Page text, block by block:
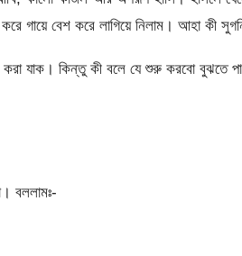
করে গায়ে বেশ করে লাগিয়ে নিলাম। আহা কী
যাক। কিন্তু কী বলে যে শুরু করবো বুঝতে
বললামঃ-